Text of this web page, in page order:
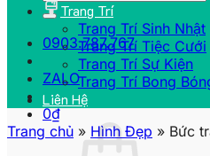
0903.787.767
ZALO
0₫
Trang Trí
Trang Trí Sinh Nhật
Trang Trí Tiệc Cưới
Trang Trí Sự Kiện
Trang Trí Bong
Liên Hệ
Trang chủ » Hình Đẹp » Bức